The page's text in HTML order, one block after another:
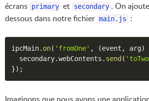
écrans primary et secondary . On
dessous dans notre fichier main.js :
ipcMain. on( 'fromOne' , (event , arg)
  secondary
.webContents . send (
}) ;